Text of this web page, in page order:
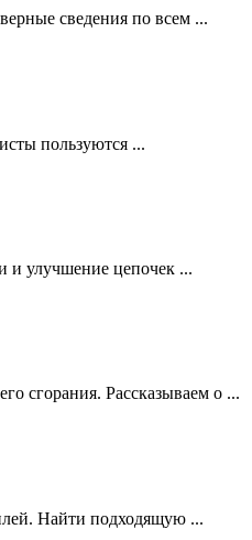
сведения по всем ...
пользуются ...
и улучшение цепочек ...
сгорания. Рассказываем о ...
Найти подходящую ...